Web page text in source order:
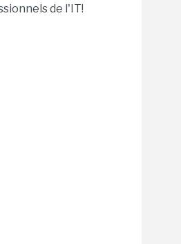
de l'IT!